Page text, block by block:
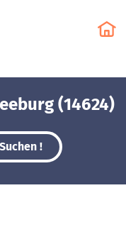
(14624)
Suchen !